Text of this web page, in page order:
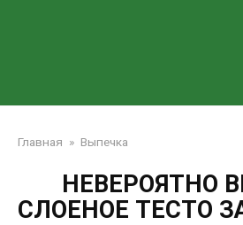
Главная » Выпечка
НЕВЕРОЯТНО
СЛОЕНОЕ ТЕСТО